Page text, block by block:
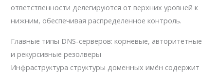
ответственности делегируются от верхних уровней к
нижним, обеспечивая распределенное контроль.
Главные типы DNS-серверов: корневые, авторитетные
и рекурсивные резолверы
Инфраструктура структуры доменных имён содержит